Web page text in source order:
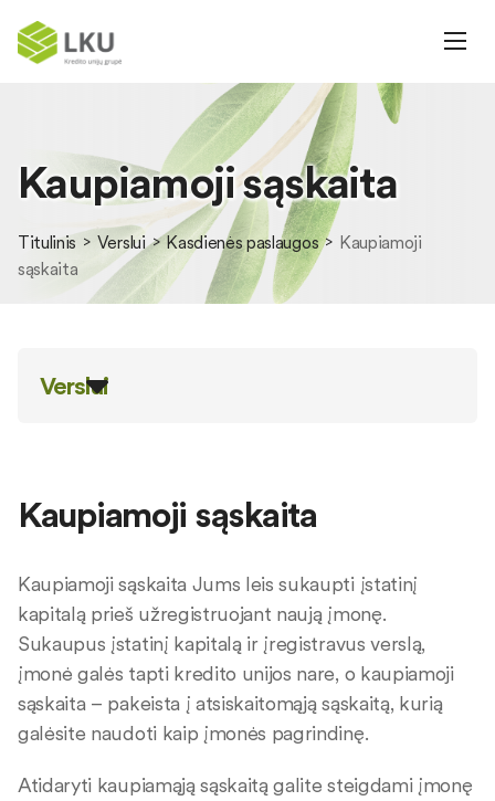
Kaupiamoji sąskaita
Titulinis Verslui Kasdienės paslaugos
Kaupiamoji
sąskaita
Verslui
Kaupiamoji sąskaita
Kaupiamoji sąskaita Jums leis sukaupti įstatinį
kapitalą prieš užregistruojant naują įmonę.
Sukaupus įstatinį kapitalą ir įregistravus verslą,
įmonė galės tapti kredito unijos nare, o kaupiamoji
sąskaita – pakeista į atsiskaitomąją sąskaitą, kurią
galėsite naudoti kaip įmonės pagrindinę.
Atidaryti kaupiamąją sąskaitą galite steigdami įmonę